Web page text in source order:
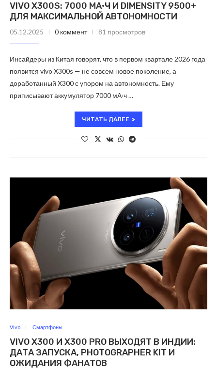
VIVO X300S: 7000 МА·Ч И DIMENSITY 9500+
ДЛЯ МАКСИМАЛЬНОЙ АВТОНОМНОСТИ
05.12.2025 0 коммент 81 просмотров
Инсайдеры из Китая говорят, что в первом квартале 2026 года
появится vivo X300s — не совсем новое поколение, а
доработанный X300 с упором на автономность. Ему
приписывают аккумулятор 7000 мА·ч …
ЧИТАТЬ ДАЛЕЕ
Vivo Смартфоны
VIVO X300 И X300 PRO ВЫХОДЯТ В ИНДИИ:
ДАТА ЗАПУСКА, PHOTOGRAPHER KIT И
ОЖИДАНИЯ ФАНАТОВ